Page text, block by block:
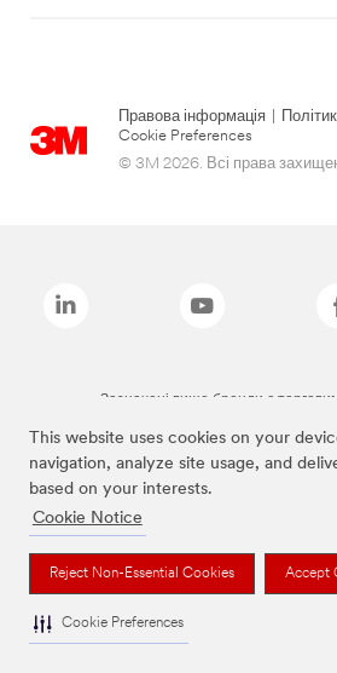
This website uses cookies on your
navigation, analyze site usage, and
based on your interests.
Cookie Notice
Reject Non-Essential Cookies Accept
Cookie Preferences
Правова інформація
Cookie Preferences
© 3M 2026. Всі права
Зазначені вище бренди є